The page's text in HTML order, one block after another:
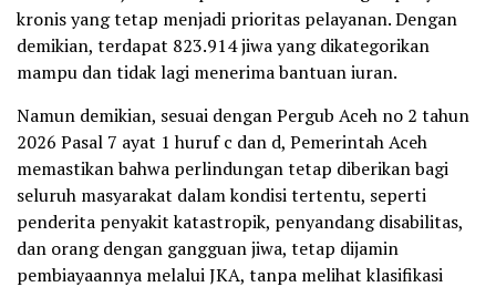
kronis yang tetap menjadi prioritas pelayanan. Dengan
demikian, terdapat 823.914 jiwa yang dikategorikan
mampu dan tidak lagi menerima bantuan iuran.
Namun demikian, sesuai dengan Pergub Aceh no 2 tahun
2026 Pasal 7 ayat 1 huruf c dan d, Pemerintah Aceh
memastikan bahwa perlindungan tetap diberikan bagi
seluruh masyarakat dalam kondisi tertentu, seperti
penderita penyakit katastropik, penyandang disabilitas,
dan orang dengan gangguan jiwa, tetap dijamin
pembiayaannya melalui JKA, tanpa melihat klasifikasi